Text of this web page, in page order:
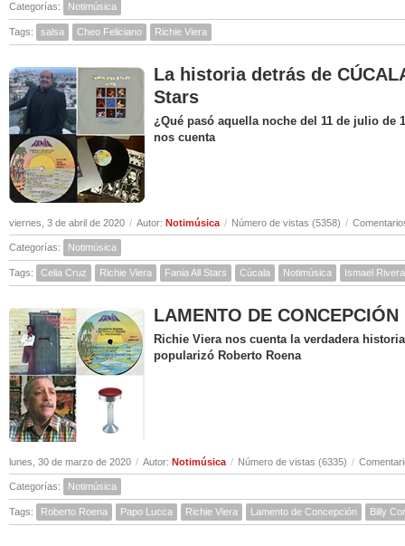
Categorías: Notimúsica
Tags: salsa Cheo Feliciano Richie Viera
La historia detrás de
Stars
¿Qué pasó aquella noche del 11 de julio de
nos cuenta
viernes, 3 de abril de 2020 / Autor: Notimúsica / Número de vistas (5358) /
Categorías: Notimúsica
Tags: Celia Cruz Richie Viera Fania All Stars Cúcala Notimúsica Ismael Rivera
LAMENTO DE
Richie Viera nos cuenta la verdadera
popularizó Roberto Roena
lunes, 30 de marzo de 2020 / Autor: Notimúsica / Número de vistas (6335) /
Categorías: Notimúsica
Tags: Roberto Roena Papo Lucca Richie Viera Lamento de Concepción Billy